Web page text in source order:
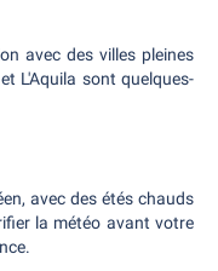
avec des villes pleines
L'Aquila sont quelques-
avec des étés chauds
la météo avant votre